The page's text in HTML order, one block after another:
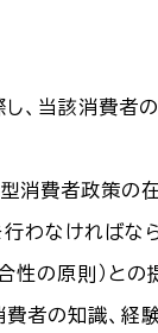
、当該消費者
型消費者政策の
行わなければな
性の原則）との
費者の知識、経